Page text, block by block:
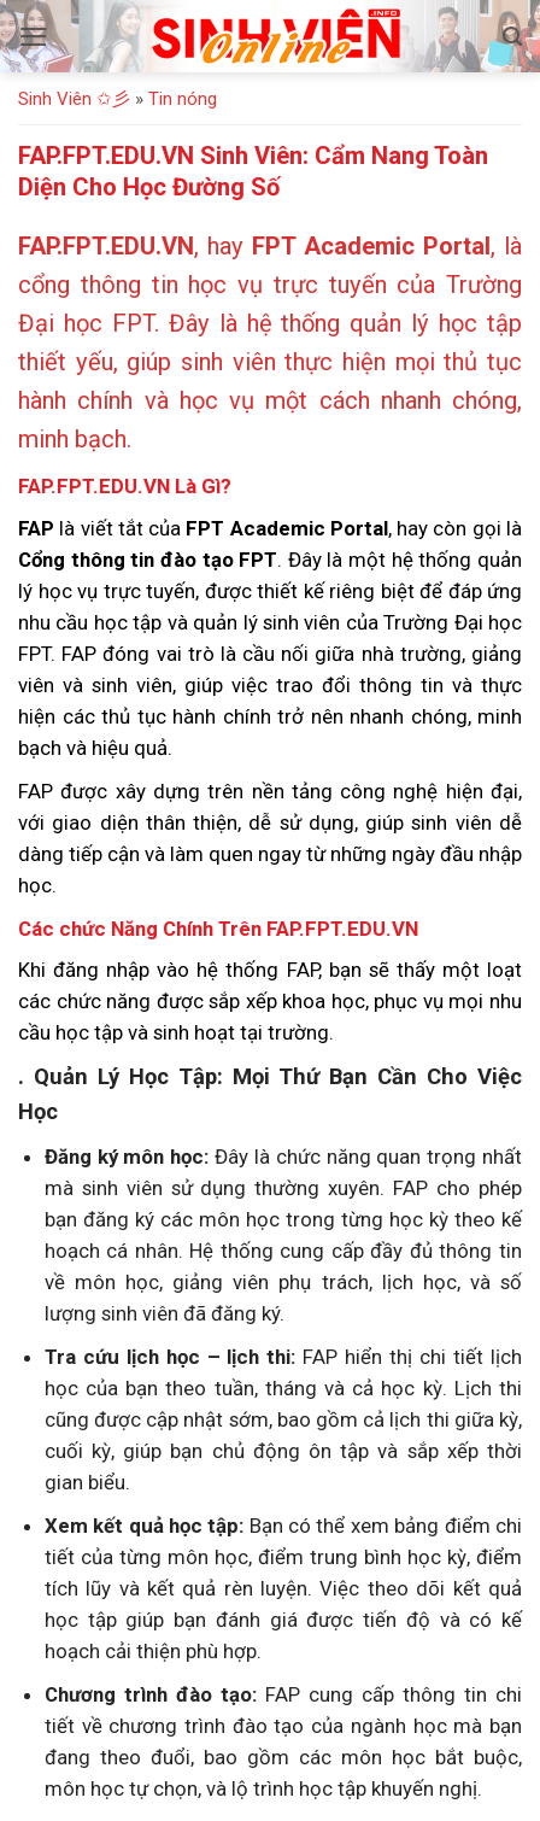
Bỏ
qua
nội
dung
Sinh Viên ✩彡 » Tin nóng
FAP.FPT.EDU.VN Sinh Viên: Cẩm Nang Toàn
Diện Cho Học Đường Số
FAP.FPT.EDU.VN, hay FPT Academic Portal, là
cổng thông tin học vụ trực tuyến của Trường
Đại học FPT. Đây là hệ thống quản lý học tập
thiết yếu, giúp sinh viên thực hiện mọi thủ tục
hành chính và học vụ một cách nhanh chóng,
minh bạch.
FAP.FPT.EDU.VN Là Gì?
FAP là viết tắt của FPT Academic Portal, hay còn gọi là
Cổng thông tin đào tạo FPT. Đây là một hệ thống quản
lý học vụ trực tuyến, được thiết kế riêng biệt để đáp ứng
nhu cầu học tập và quản lý sinh viên của Trường Đại học
FPT. FAP đóng vai trò là cầu nối giữa nhà trường, giảng
viên và sinh viên, giúp việc trao đổi thông tin và thực
hiện các thủ tục hành chính trở nên nhanh chóng, minh
bạch và hiệu quả.
FAP được xây dựng trên nền tảng công nghệ hiện đại,
với giao diện thân thiện, dễ sử dụng, giúp sinh viên dễ
dàng tiếp cận và làm quen ngay từ những ngày đầu nhập
học.
Các chức Năng Chính Trên FAP.FPT.EDU.VN
Khi đăng nhập vào hệ thống FAP, bạn sẽ thấy một loạt
các chức năng được sắp xếp khoa học, phục vụ mọi nhu
cầu học tập và sinh hoạt tại trường.
. Quản Lý Học Tập: Mọi Thứ Bạn Cần Cho Việc
Học
Đăng ký môn học: Đây là chức năng quan trọng nhất
mà sinh viên sử dụng thường xuyên. FAP cho phép
bạn đăng ký các môn học trong từng học kỳ theo kế
hoạch cá nhân. Hệ thống cung cấp đầy đủ thông tin
về môn học, giảng viên phụ trách, lịch học, và số
lượng sinh viên đã đăng ký.
Tra cứu lịch học – lịch thi: FAP hiển thị chi tiết lịch
học của bạn theo tuần, tháng và cả học kỳ. Lịch thi
cũng được cập nhật sớm, bao gồm cả lịch thi giữa kỳ,
cuối kỳ, giúp bạn chủ động ôn tập và sắp xếp thời
gian biểu.
Xem kết quả học tập: Bạn có thể xem bảng điểm chi
tiết của từng môn học, điểm trung bình học kỳ, điểm
tích lũy và kết quả rèn luyện. Việc theo dõi kết quả
học tập giúp bạn đánh giá được tiến độ và có kế
hoạch cải thiện phù hợp.
Chương trình đào tạo:FAP cung cấp thông tin chi
tiết về chương trình đào tạo của ngành học mà bạn
đang theo đuổi, bao gồm các môn học bắt buộc,
môn học tự chọn, và lộ trình học tập khuyến nghị.